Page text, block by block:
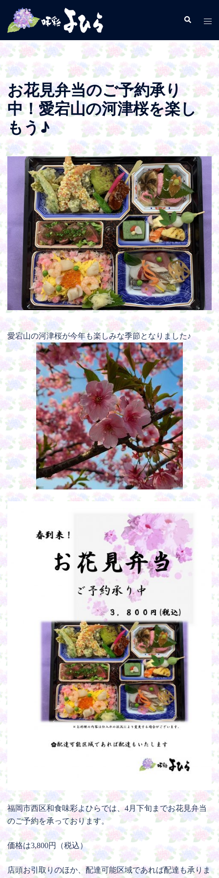
テ
ツ
へ
キ
ッ
検
ト
ル
メ
ュ
ー
お花見弁当のご予約承り
中！愛宕山の河津桜を楽し
もう♪
愛宕山の河津桜が今年も楽しみな季節となりました♪
福岡市西区和食味彩よひらでは、4月下旬までお花見弁当
のご予約を承っております。
価格は3,800円（税込）
店頭お引取りのほか、配達可能区域であれば配達も承りま